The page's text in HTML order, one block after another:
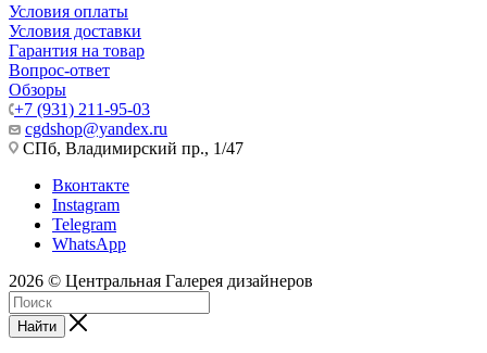
Условия оплаты
Условия доставки
Гарантия на товар
Вопрос-ответ
Обзоры
+7 (931) 211-95-03
cgdshop@yandex.ru
СПб, Владимирский пр., 1/47
Вконтакте
Instagram
Telegram
WhatsApp
2026 © Центральная Галерея дизайнеров
Найти